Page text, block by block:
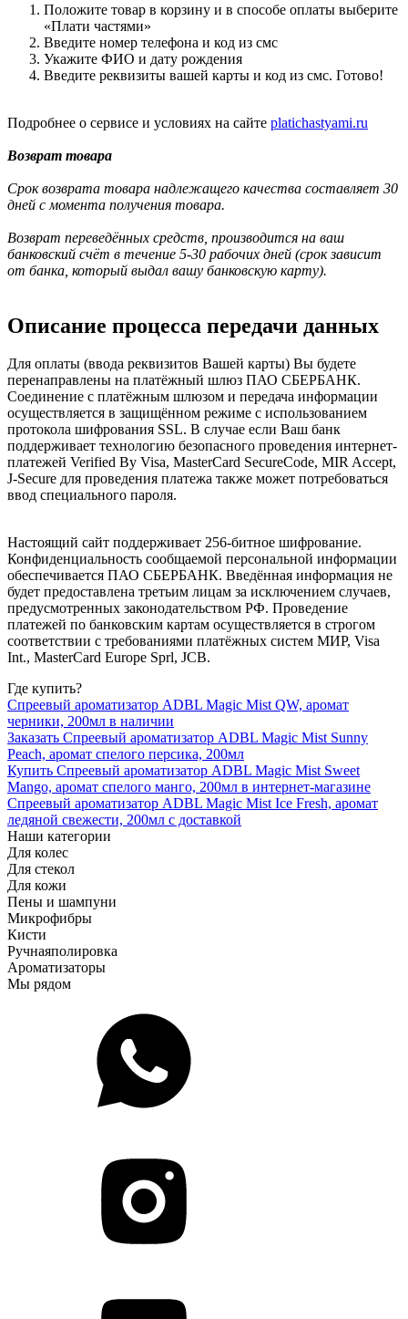
Положите товар в корзину и в способе оплаты выберите
«Плати частями»
Введите номер телефона и код из смс
Укажите ФИО и дату рождения
Введите реквизиты вашей карты и код из смс. Готово!
Подробнее о сервисе и условиях на сайте platichastyami.ru
Возврат товара
Срок возврата товара надлежащего качества составляет 30
дней с момента получения товара.
Возврат переведённых средств, производится на ваш
банковский счёт в течение 5-30 рабочих дней (срок зависит
от банка, который выдал вашу банковскую карту).
Описание процесса передачи данных
Для оплаты (ввода реквизитов Вашей карты) Вы будете
перенаправлены на платёжный шлюз ПАО СБЕРБАНК.
Соединение с платёжным шлюзом и передача информации
осуществляется в защищённом режиме с использованием
протокола шифрования SSL. В случае если Ваш банк
поддерживает технологию безопасного проведения интернет-
платежей Verified By Visa, MasterCard SecureCode, MIR Accept,
J-Secure для проведения платежа также может потребоваться
ввод специального пароля.
Настоящий сайт поддерживает 256-битное шифрование.
Конфиденциальность сообщаемой персональной информации
обеспечивается ПАО СБЕРБАНК. Введённая информация не
будет предоставлена третьим лицам за исключением случаев,
предусмотренных законодательством РФ. Проведение
платежей по банковским картам осуществляется в строгом
соответствии с требованиями платёжных систем МИР, Visa
Int., MasterCard Europe Sprl, JCB.
Где купить?
Спреевый ароматизатор ADBL Magic Mist QW, аромат
черники, 200мл в наличии
Заказать Спреевый ароматизатор ADBL Magic Mist Sunny
Peach, аромат спелого персика, 200мл
Купить Спреевый ароматизатор ADBL Magic Mist Sweet
Mango, аромат спелого манго, 200мл в интернет-магазине
Спреевый ароматизатор ADBL Magic Mist Ice Fresh, аромат
ледяной свежести, 200мл с доставкой
Наши категории
Для колес
Для стекол
Для кожи
Пены и шампуни
Микрофибры
Кисти
Ручнаяполировка
Ароматизаторы
Мы рядом